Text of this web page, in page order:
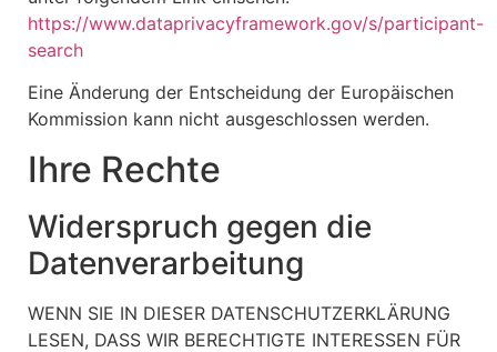
https://www.dataprivacyframework.gov/s/participant-
search
Eine Änderung der Entscheidung der Europäischen
Kommission kann nicht ausgeschlossen werden.
Ihre Rechte
Widerspruch gegen die
Datenverarbeitung
WENN SIE IN DIESER DATENSCHUTZERKLÄRUNG
LESEN, DASS WIR BERECHTIGTE INTERESSEN FÜR